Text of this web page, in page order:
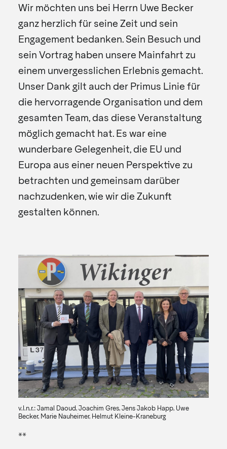
Wir möchten uns bei Herrn Uwe Becker
ganz herzlich für seine Zeit und sein
Engagement bedanken. Sein Besuch und
sein Vortrag haben unsere Mainfahrt zu
einem unvergesslichen Erlebnis gemacht.
Unser Dank gilt auch der Primus Linie für
die hervorragende Organisation und dem
gesamten Team, das diese Veranstaltung
möglich gemacht hat. Es war eine
wunderbare Gelegenheit, die EU und
Europa aus einer neuen Perspektive zu
betrachten und gemeinsam darüber
nachzudenken, wie wir die Zukunft
gestalten können.
v.l.n.r.: Jamal Daoud, Joachim Gres, Jens Jakob Happ, Uwe
Becker, Marie Nauheimer, Helmut Kleine-Kraneburg
**